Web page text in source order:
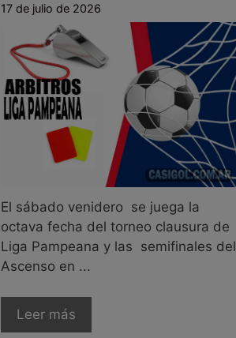
17 de julio de 2026
El sábado venidero se juega la
octava fecha del torneo clausura de
Liga Pampeana y las semifinales del
Ascenso en ...
Leer más